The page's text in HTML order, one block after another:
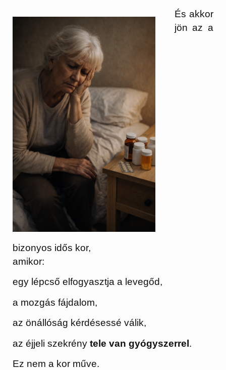
És akkor
jön az a
bizonyos idős kor,
amikor:
egy lépcső elfogyasztja a levegőd,
a mozgás fájdalom,
az önállóság kérdésessé válik,
az éjjeli szekrénytele van gyógyszerrel.
Ez nem a kor műve.